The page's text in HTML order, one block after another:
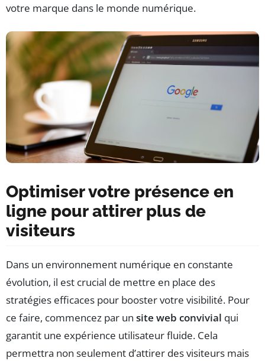
votre marque dans le monde numérique.
Optimiser votre présence en
ligne pour attirer plus de
visiteurs
Dans un environnement numérique en constante
évolution, il est crucial de mettre en place des
stratégies efficaces pour booster votre visibilité. Pour
ce faire, commencez par un site web convivial qui
garantit une expérience utilisateur fluide. Cela
permettra non seulement d’attirer des visiteurs mais